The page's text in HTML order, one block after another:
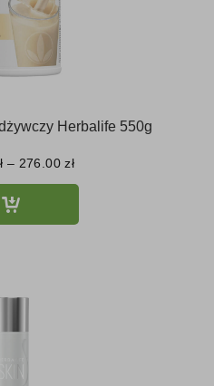
Herbalife 550g
– 276.00zł